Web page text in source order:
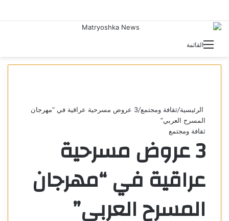
القائمة
الرئيسية/ثقافة ومجتمع/
3 عروض مسرحية عراقية في “مهرجان
المسرح العربي”
ثقافة ومجتمع
3 عروض مسرحية
عراقية في “مهرجان
المسرح العربي”